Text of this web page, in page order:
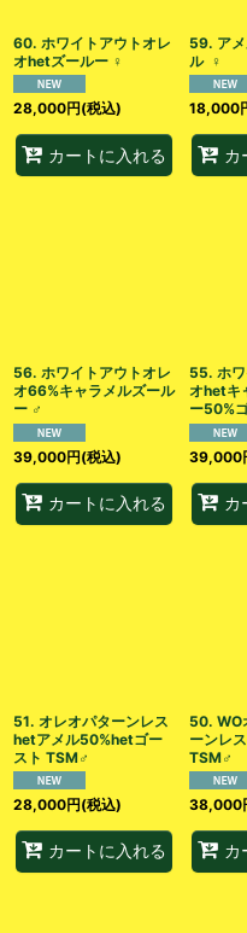
60. ホワイトアウトオレ
オhetズールー︎︎ ♀
28,000円(税込)
カートに入れる
59. ア
ル ︎︎ ♀
18,000
カ
56. ホワイトアウトオレ
オ66%キャラメルズール
ー ♂
39,000円(税込)
カートに入れる
55. ホワ
オhetキ
ー50%
39,000
カ
51. オレオパターンレス
hetアメル50%hetゴー
スト TSM♂
28,000円(税込)
カートに入れる
50. WO
ーンレ
TSM♂
38,000
カ